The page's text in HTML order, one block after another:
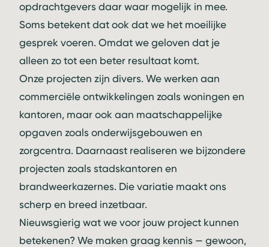
opdrachtgevers daar waar mogelijk in mee.
Soms betekent dat ook dat we het moeilijke
gesprek voeren. Omdat we geloven dat je
alleen zo tot een beter resultaat komt.
Onze projecten zijn divers. We werken aan
commerciële ontwikkelingen zoals woningen en
kantoren, maar ook aan maatschappelijke
opgaven zoals onderwijsgebouwen en
zorgcentra. Daarnaast realiseren we bijzondere
projecten zoals stadskantoren en
brandweerkazernes. Die variatie maakt ons
scherp en breed inzetbaar.
Nieuwsgierig wat we voor jouw project kunnen
betekenen? We maken graag kennis — gewoon,